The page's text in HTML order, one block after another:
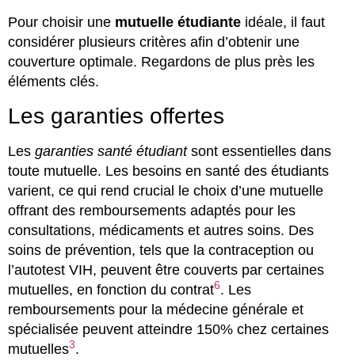
Pour choisir une mutuelle étudiante idéale, il faut
considérer plusieurs critères afin d’obtenir une
couverture optimale. Regardons de plus près les
éléments clés.
Les garanties offertes
Les garanties santé étudiantsont essentielles dans
toute mutuelle. Les besoins en santé des étudiants
varient, ce qui rend crucial le choix d’une mutuelle
offrant des remboursements adaptés pour les
consultations, médicaments et autres soins. Des
soins de prévention, tels que la contraception ou
l’autotest VIH, peuvent être couverts par certaines
mutuelles, en fonction du contrat6. Les
remboursements pour la médecine générale et
spécialisée peuvent atteindre 150% chez certaines
mutuelles3.